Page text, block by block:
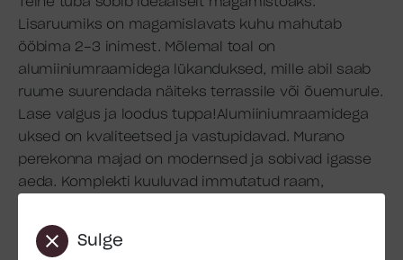
Sulge
Lisaruumiks on magamislavats kuhu mahutab
ööbima 2-3 inimest. Mõlemal toal on
alumiiniumraamidega lükanduksed, mille abil saab
ruume suurendada näiteks terrassile või õuemurule.
Lase valgus ja loodus tuppa!Alumiiniumraamidega
uksed on kvaliteetsed ja vastupidavad. Murano
perekonna majad on modernsed ja sobivad igasse
aeda. Komplekti kuuluvad immutatud raam,
montaažikott. Katusekattematerjali saab soovi
korral juurde soetada.